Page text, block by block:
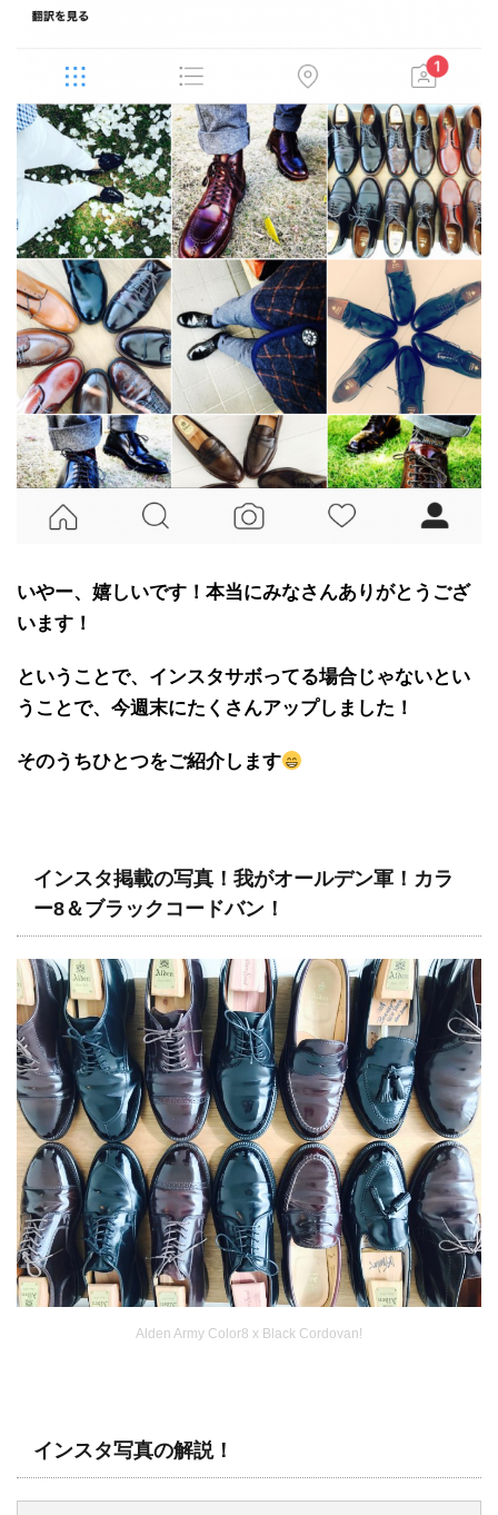
いやー、嬉しいです！本当にみなさんありがとうござ
います！
ということで、インスタサボってる場合じゃないとい
うことで、今週末にたくさんアップしました！
そのうちひとつをご紹介します
インスタ掲載の写真！我がオールデン軍！カラ
ー8＆ブラックコードバン！
Alden Army Color8 x Black Cordovan!
インスタ写真の解説！